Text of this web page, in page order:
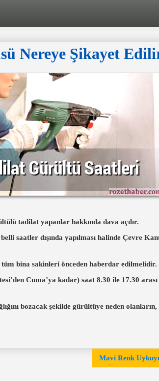
Nereye Şikayet
tadilat yapanlar hakkında dava açılır.
saatler dışında yapılması halinde Çevre
tüm bina sakinleri önceden haberdar edilmelidir.
Cuma’ya kadar) saat 8.30 ile 17.30
bozacak şekilde gürültüye neden
Mavi Renk